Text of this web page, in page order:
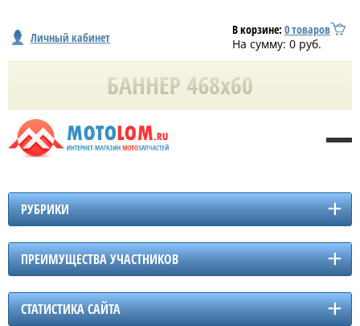
Личный кабинет В корзине: 0товаров
На сумму: 0 руб.
РУБРИКИ
ПРЕИМУЩЕСТВА УЧАСТНИКОВ
СТАТИСТИКА САЙТА